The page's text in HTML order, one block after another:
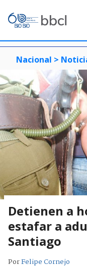
Nacional >
Detienen a
estafar a
Santiago
PorFelipe Cornejo